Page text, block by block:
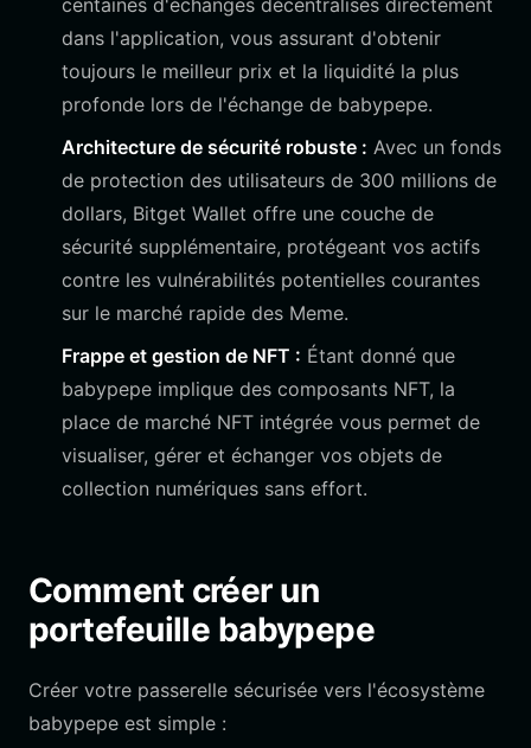
centaines d'échanges décentralisés directement
dans l'application, vous assurant d'obtenir
toujours le meilleur prix et la liquidité la plus
profonde lors de l'échange de babypepe.
Architecture de sécurité robuste : Avec un fonds
de protection des utilisateurs de 300 millions de
dollars, Bitget Wallet offre une couche de
sécurité supplémentaire, protégeant vos actifs
contre les vulnérabilités potentielles courantes
sur le marché rapide des Meme.
Frappe et gestion de NFT : Étant donné que
babypepe implique des composants NFT, la
place de marché NFT intégrée vous permet de
visualiser, gérer et échanger vos objets de
collection numériques sans effort.
Comment créer un
portefeuille babypepe
Créer votre passerelle sécurisée vers l'écosystème
babypepe est simple :